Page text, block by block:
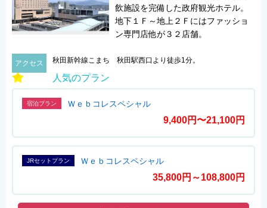
飲施設を完備した政府観光ホテル。
地下１Ｆ～地上２Ｆにはファッショ
ン専門店他が３２店舗。
アクセス 秋田新幹線こまち 秋田駅西口より徒歩1分。
人気のプラン
宿泊プラン Ｗｅｂコレスペシャル
9,400円〜21,100円
JRセットプラン Ｗｅｂコレスペシャル
35,800円～108,800円